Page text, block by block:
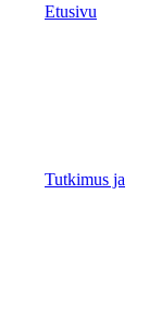
Etusivu
Tutkimus ja